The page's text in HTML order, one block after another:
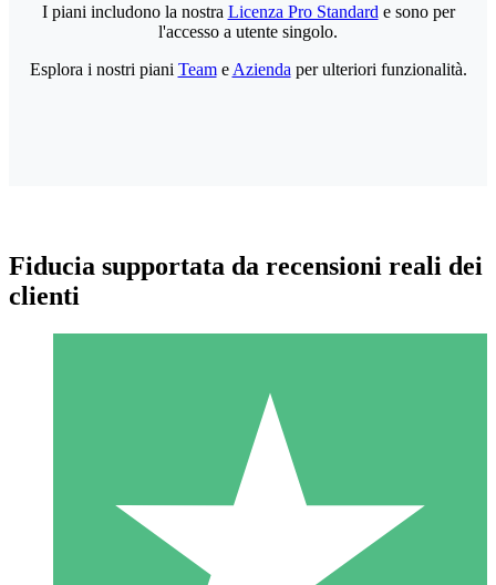
Pacchetti di Crediti Individuali
Paga a consumo con crediti di download. Nessun impegno
I piani includono la nostra Licenza Pro Standard e sono per
l'accesso a utente singolo.
Esplora i nostri piani Teame Azienda per ulteriori funzionalità.
Fiducia supportata da recensioni reali dei
clienti